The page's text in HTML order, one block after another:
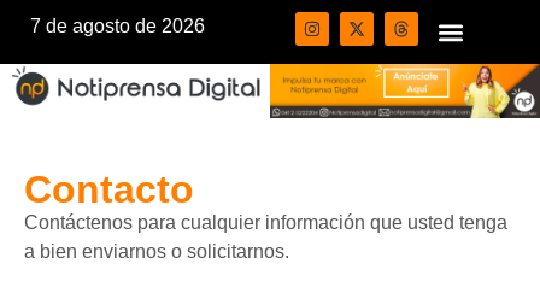
7 de agosto de 2026
Contacto
Contáctenos para cualquier información que usted tenga
a bien enviarnos o solicitarnos.